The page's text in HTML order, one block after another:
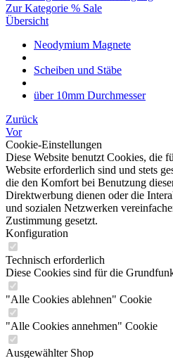
Zur Kategorie % Sale
Übersicht
Neodymium Magnete
Scheiben und Stäbe
über 10mm Durchmesser
Zurück
Vor
Cookie-Einstellungen
Diese Website benutzt Cookies, die
Website erforderlich sind und stets
die den Komfort bei Benutzung
Direktwerbung dienen oder die
und sozialen Netzwerken
Zustimmung gesetzt.
Konfiguration
Technisch erforderlich
Diese Cookies sind für die
"Alle Cookies ablehnen" Cookie
"Alle Cookies annehmen" Cookie
Ausgewählter Shop